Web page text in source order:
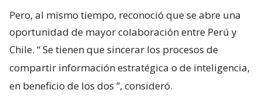
Pero, al mismo tiempo, reconoció que se abre una
oportunidad de mayor colaboración entre Perú y
Chile. “Se tienen que sincerar los procesos de
compartir información estratégica o de inteligencia,
en beneficio de los dos ”, consideró.